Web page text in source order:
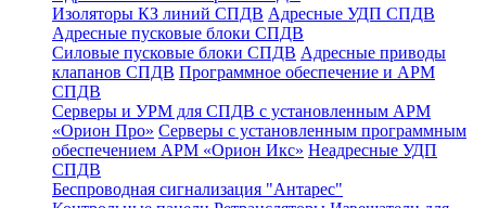
Изоляторы КЗ линий СПДВ Адресные УДП СПДВ
Адресные пусковые блоки СПДВ
Силовые пусковые блоки СПДВ Адресные приводы
клапанов СПДВ Программное обеспечение и АРМ
СПДВ
Серверы и УРМ для СПДВ с установленным АРМ
«Орион Про» Серверы с установленным программным
обеспечением АРМ «Орион Икс» Неадресные УДП
СПДВ
Беспроводная сигнализация "Антарес"